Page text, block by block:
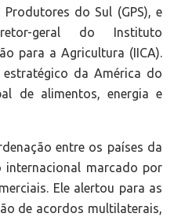
do Sul (GPS), e
geral do Instituto
para a Agricultura (IICA).
da América do
de alimentos, energia e
entre os países da
internacional marcado por
Ele alertou para as
de acordos multilaterais,